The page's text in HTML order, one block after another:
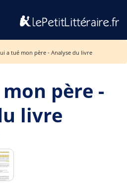
a tué mon père - Analyse du livre
père -
livre